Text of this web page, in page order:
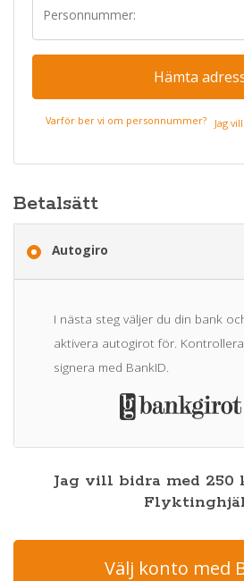
Personnummer:
Hämta
Varför ber vi om personnummer? Jag
Betalsätt
Autogiro
I nästa steg väljer du din bank
aktivera autogirot för.
signera med BankID.
Jag vill bidra med 250
Välj konto med